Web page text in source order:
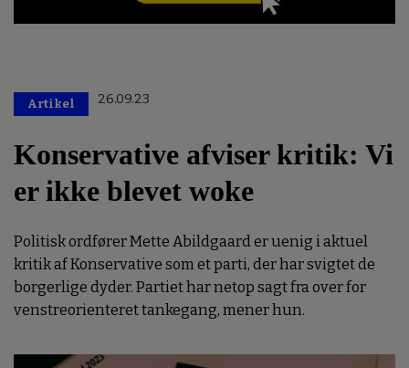
Artikel 26.09.23
Konservative afviser kritik: Vi
er ikke blevet woke
Politisk ordfører Mette Abildgaard er uenig i aktuel
kritik af Konservative som et parti, der har svigtet de
borgerlige dyder. Partiet har netop sagt fra over for
venstreorienteret tankegang, mener hun.